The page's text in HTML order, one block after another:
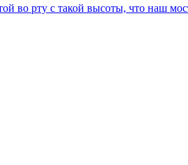
во рту с такой высоты, что наш